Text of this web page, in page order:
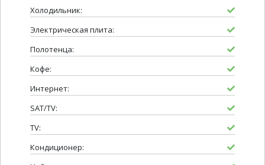
Холодильник:
Электрическая плита:
Полотенца:
Кофе:
Интернет:
SAT/TV:
TV:
Кондиционер: